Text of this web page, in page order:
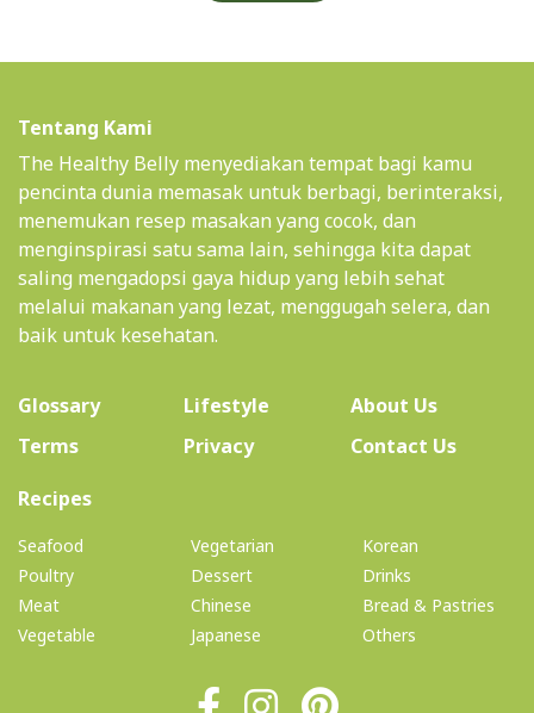
Tentang Kami
The Healthy Belly menyediakan tempat bagi kamu
pencinta dunia memasak untuk berbagi, berinteraksi,
menemukan resep masakan yang cocok, dan
menginspirasi satu sama lain, sehingga kita dapat
saling mengadopsi gaya hidup yang lebih sehat
melalui makanan yang lezat, menggugah selera, dan
baik untuk kesehatan.
Glossary Lifestyle About Us(current)
Terms
Privacy
Contact Us
Recipes(current)
Seafood
Poultry
Meat
Vegetable
Vegetarian
Dessert
Chinese
Japanese
Korean
Drinks
Bread & Pastries
Others